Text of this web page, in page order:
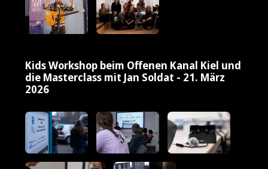
Kids Workshop beim Offenen Kanal Kiel und
die Masterclass mit Jan Soldat - 21. März
2026